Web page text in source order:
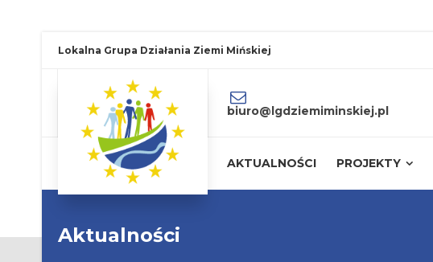
Lokalna Grupa Działania Ziemi Mińskiej
biuro@lgdziemiminskiej.pl
AKTUALNOŚCI PROJEKTY
Aktualności